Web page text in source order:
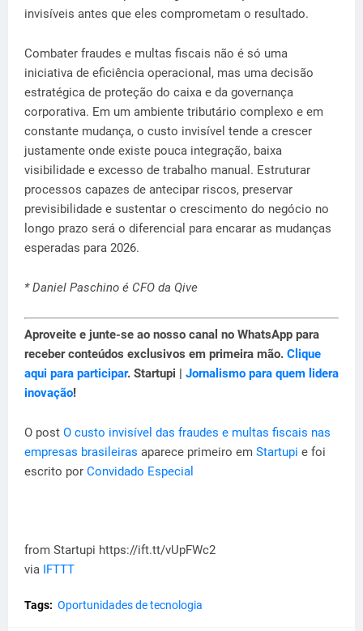
invisíveis antes que eles comprometam o resultado.
Combater fraudes e multas fiscais não é só uma
iniciativa de eficiência operacional, mas uma decisão
estratégica de proteção do caixa e da governança
corporativa. Em um ambiente tributário complexo e em
constante mudança, o custo invisível tende a crescer
justamente onde existe pouca integração, baixa
visibilidade e excesso de trabalho manual. Estruturar
processos capazes de antecipar riscos, preservar
previsibilidade e sustentar o crescimento do negócio no
longo prazo será o diferencial para encarar as mudanças
esperadas para 2026.
* Daniel Paschino é CFO da Qive
Aproveite e junte-se ao nosso canal no WhatsApp para
receber conteúdos exclusivos em primeira mão. Clique
aqui para participar. Startupi | Jornalismo para quem lidera
inovação!
O post O custo invisível das fraudes e multas fiscais nas
empresas brasileiras aparece primeiro em Startupi e foi
escrito por Convidado Especial
from Startupi https://ift.tt/vUpFWc2
via IFTTT
Tags: Oportunidades de tecnologia